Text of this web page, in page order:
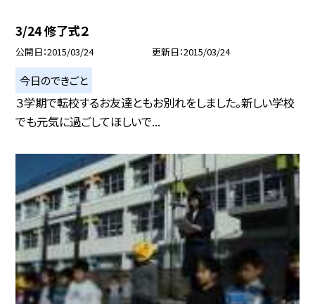
3/24 修了式２
公開日 2015/03/24 更新日 2015/03/24
今日のできごと
３学期で転校するお友達ともお別れをしました。新しい学校
でも元気に過ごしてほしいで...